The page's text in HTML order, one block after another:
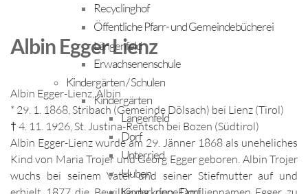
Recyclinghof
Öffentliche Pfarr- und Gemeindebücherei
Längenfeld
Erwachsenenschule
Kindergärten / Schulen
Kindergärten
Längenfeld
Dorf
Unterried
Huben
Albin Egger Lienz
Albin Egger-Lienz, Albin
* 29. 1. 1868, Stribach (Gemeinde Dölsach) bei Lienz (Tirol)
† 4. 11. 1926, St. Justina-Rentsch bei Bozen (Südtirol)
Albin Egger-Lienz wurde am 29. Jänner 1868 als uneheliches
Kind von Maria Trojer und Georg Egger geboren. Albin Trojer
wuchs bei seinem Vater und seiner Stiefmutter auf und